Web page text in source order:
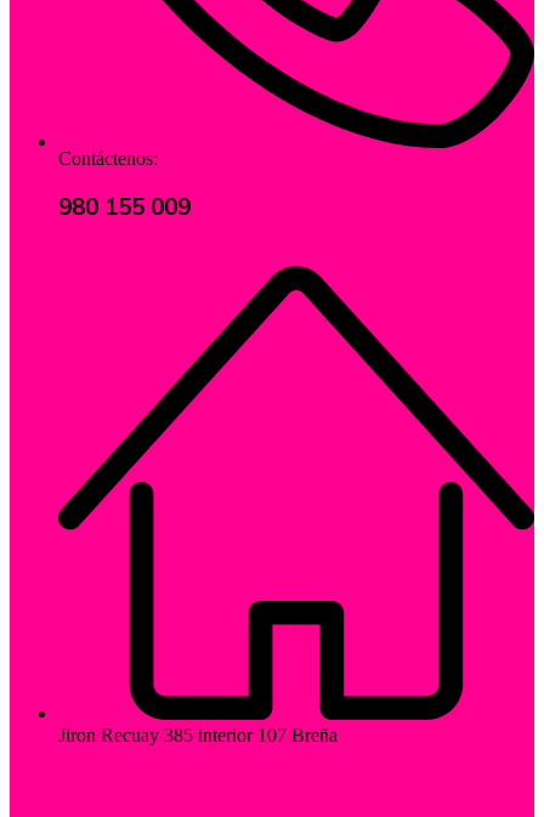
Contáctenos:
980 155 009
Jiron Recuay 385 interior 107 Breña